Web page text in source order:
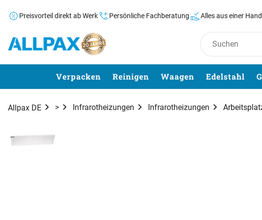
Preisvorteil direkt ab Werk Persönliche Fachberatung Alles aus einer Hand
Zum Hauptinhalt springen
Verpacken Reinigen Waagen Edelstahl
Allpax DE > Infrarotheizungen Infrarotheizungen
Zur Kaufbox springen